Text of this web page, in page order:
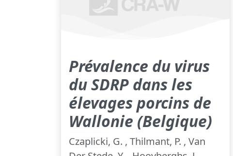
Prévalence du virus
du SDRP dans les
élevages porcins de
Wallonie (Belgique)
Czaplicki, G. , Thilmant, P. , Van